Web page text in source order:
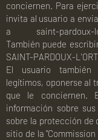
conciernen. Para
invita al usuario a
a
saint-pardoux-
También puede escribir
SAINT-PARDOUX-
El usuario
legítimos, oponerse al
que le conciernen.
información sobre
sobre la protección de
sitio de la